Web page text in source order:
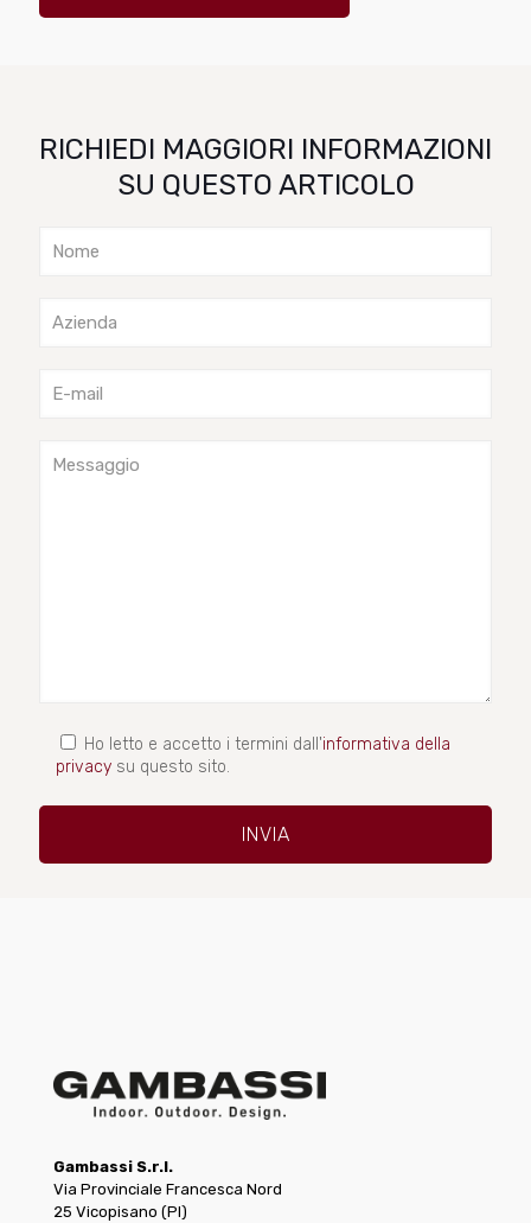
RICHIEDI MAGGIORI INFORMAZIONI
SU QUESTO ARTICOLO
Ho letto e accetto i termini dall'informativa della
privacy su questo sito.
Gambassi S.r.l.
Via Provinciale Francesca Nord
25 Vicopisano (PI)